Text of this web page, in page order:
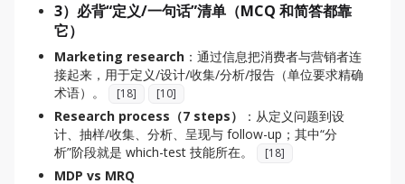
3）必背“定义/一句话”清单（MCQ 和简答都靠
它）
Marketing research ：通过信息把消费者与营销者连
接起来，用于定义/设计/收集/分析/报告（单位要求精确
术语）。
[18] [10]
Research process（7 steps）
：从定义问题到设
计、抽样/收集、分析、呈现与 follow-up；其中“分
析”阶段就是 which-test 技能所在。
[18]
MDP vs MRQ